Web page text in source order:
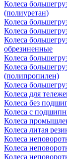
Колеса
(полиуретан)
Колеса
Колеса
Колеса
обрезиненные
Колеса
Колеса
(полипропилен)
Колеса
Колеса для
Колеса без
Колеса с
Колеса
Колеса литая
Колеса
Колеса
Колеса